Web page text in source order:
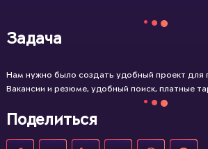
Задача
Нам нужно было создать удобный проект для
Вакансии и резюме, удобный поиск, платные
Поделиться